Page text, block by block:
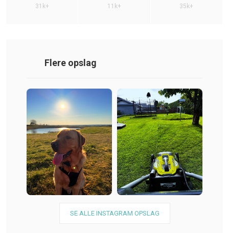
31k+
11k+
35k+
Flere opslag
SE ALLE INSTAGRAM OPSLAG